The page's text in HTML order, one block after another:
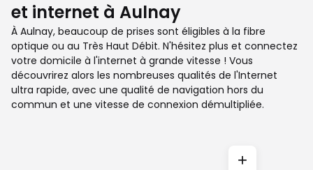
et internet à Aulnay
À Aulnay, beaucoup de prises sont éligibles à la fibre
optique ou au Très Haut Débit. N'hésitez plus et connectez
votre domicile à l'internet à grande vitesse ! Vous
découvrirez alors les nombreuses qualités de l'Internet
ultra rapide, avec une qualité de navigation hors du
commun et une vitesse de connexion démultipliée.
+